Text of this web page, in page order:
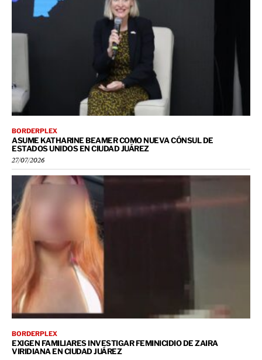
BORDERPLEX
ASUME KATHARINE BEAMER COMO NUEVA CÓNSUL DE
ESTADOS UNIDOS EN CIUDAD JUÁREZ
27/07/2026
BORDERPLEX
EXIGEN FAMILIARES INVESTIGAR FEMINICIDIO DE ZAIRA
VIRIDIANA EN CIUDAD JUÁREZ